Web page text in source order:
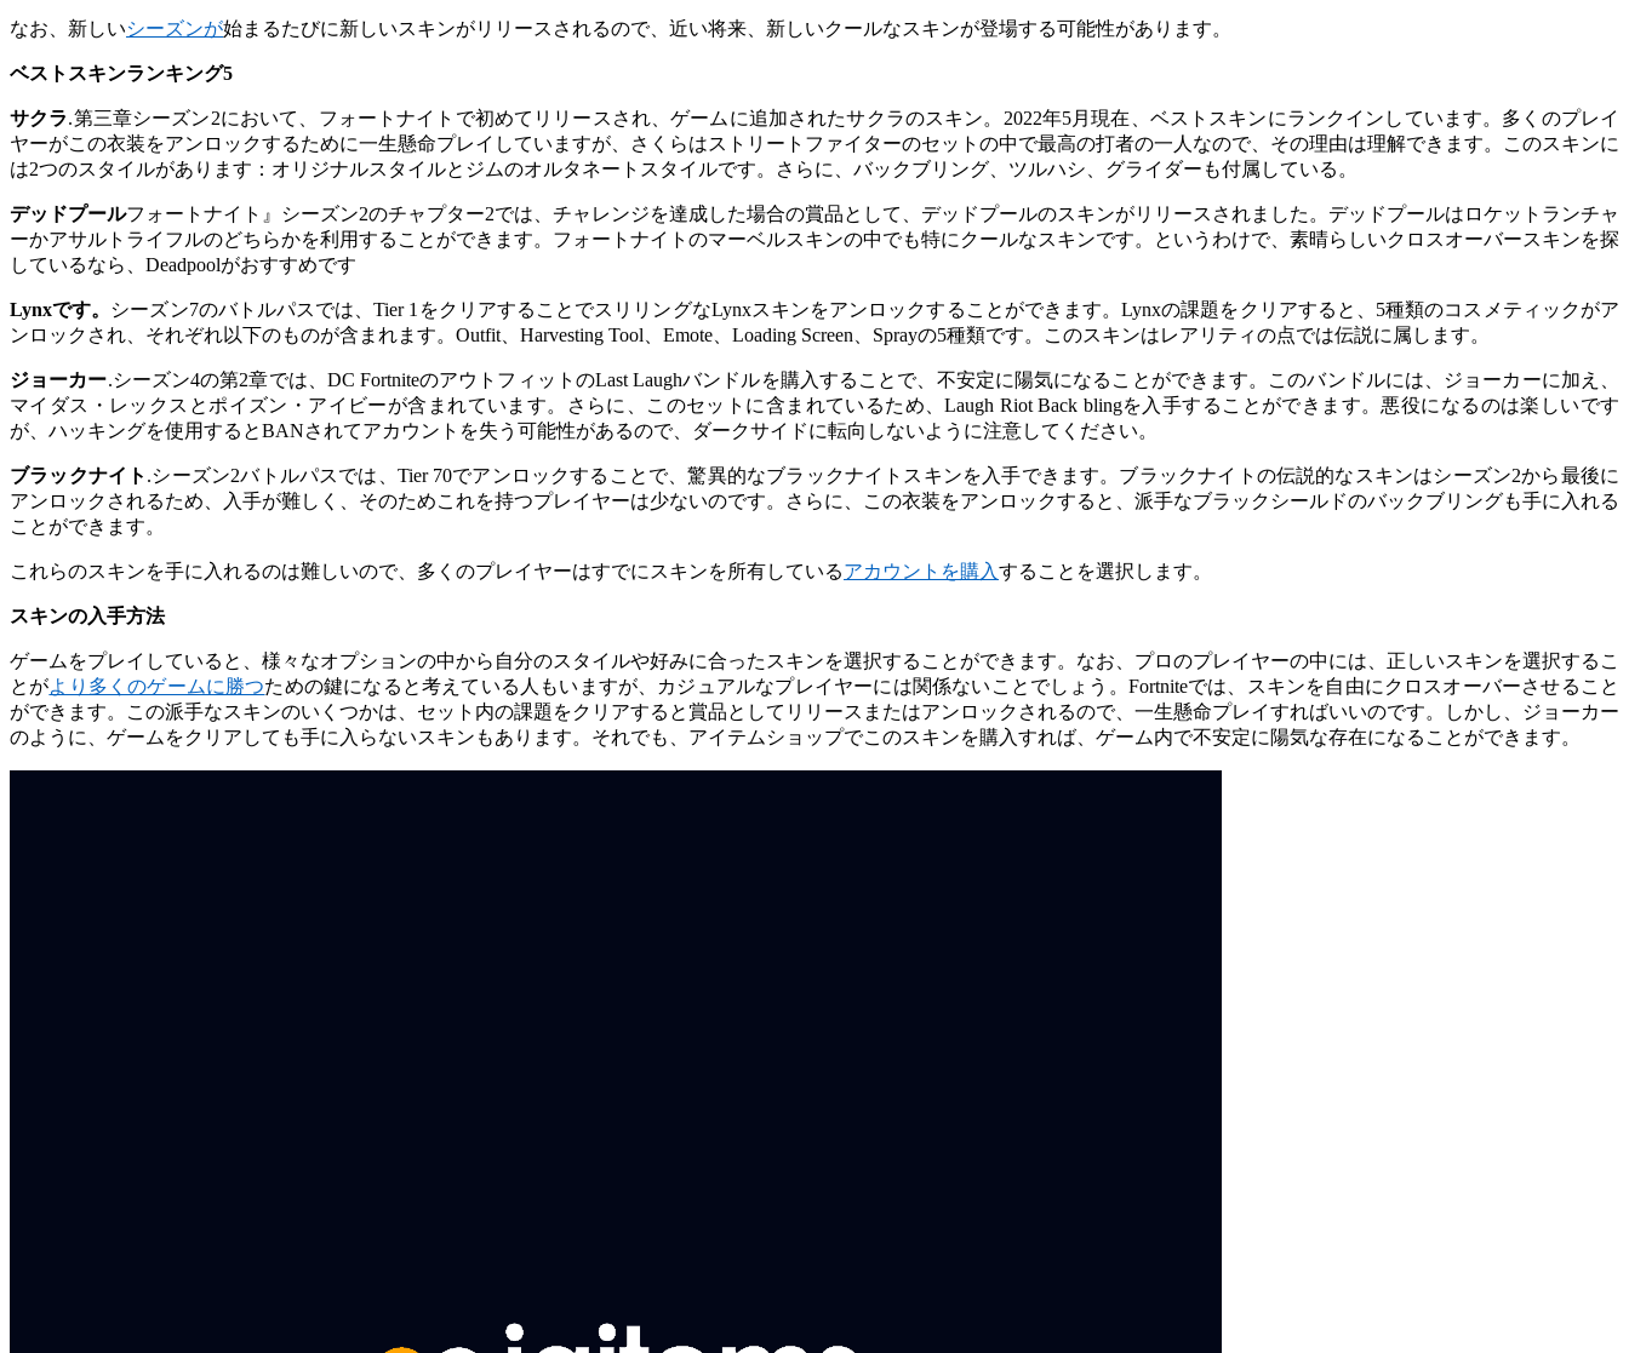
なお、新しいシーズンが始まるたびに新しいスキンがリリースされるので、近い将来、新しいクールなスキンが登場する可能性があります。
ベストスキンランキング5
サクラ.第三章シーズン2において、フォートナイトで初めてリリースされ、ゲームに追加されたサクラのスキン。2022年5月現在、ベストスキンにランクインしています。多くのプレイ
ヤーがこの衣装をアンロックするために一生懸命プレイしていますが、さくらはストリートファイターのセットの中で最高の打者の一人なので、その理由は理解できます。このスキンに
は2つのスタイルがあります：オリジナルスタイルとジムのオルタネートスタイルです。さらに、バックブリング、ツルハシ、グライダーも付属している。
デッドプールフォートナイト』シーズン2のチャプター2では、チャレンジを達成した場合の賞品として、デッドプールのスキンがリリースされました。デッドプールはロケットランチャ
ーかアサルトライフルのどちらかを利用することができます。フォートナイトのマーベルスキンの中でも特にクールなスキンです。というわけで、素晴らしいクロスオーバースキンを探
しているなら、Deadpoolがおすすめです
Lynxです。 シーズン7のバトルパスでは、Tier 1をクリアすることでスリリングなLynxスキンをアンロックすることができます。Lynxの課題をクリアすると、5種類のコスメティックがア
ンロックされ、それぞれ以下のものが含まれます。Outfit、Harvesting Tool、Emote、Loading Screen、Sprayの5種類です。このスキンはレアリティの点では伝説に属します。
ジョーカー.シーズン4の第2章では、DC FortniteのアウトフィットのLast Laughバンドルを購入することで、不安定に陽気になることができます。このバンドルには、ジョーカーに加え、
マイダス・レックスとポイズン・アイビーが含まれています。さらに、このセットに含まれているため、Laugh Riot Back blingを入手することができます。悪役になるのは楽しいです
が、ハッキングを使用するとBANされてアカウントを失う可能性があるので、ダークサイドに転向しないように注意してください。
ブラックナイト .シーズン2バトルパスでは、Tier 70でアンロックすることで、驚異的なブラックナイトスキンを入手できます。ブラックナイトの伝説的なスキンはシーズン2から最後に
アンロックされるため、入手が難しく、そのためこれを持つプレイヤーは少ないのです。さらに、この衣装をアンロックすると、派手なブラックシールドのバックブリングも手に入れる
ことができます。
これらのスキンを手に入れるのは難しいので、多くのプレイヤーはすでにスキンを所有しているアカウントを購入することを選択します。
スキンの入手方法
ゲームをプレイしていると、様々なオプションの中から自分のスタイルや好みに合ったスキンを選択することができます。なお、プロのプレイヤーの中には、正しいスキンを選択するこ
とがより多くのゲームに勝つための鍵になると考えている人もいますが、カジュアルなプレイヤーには関係ないことでしょう。Fortniteでは、スキンを自由にクロスオーバーさせること
ができます。この派手なスキンのいくつかは、セット内の課題をクリアすると賞品としてリリースまたはアンロックされるので、一生懸命プレイすればいいのです。しかし、ジョーカー
のように、ゲームをクリアしても手に入らないスキンもあります。それでも、アイテムショップでこのスキンを購入すれば、ゲーム内で不安定に陽気な存在になることができます。